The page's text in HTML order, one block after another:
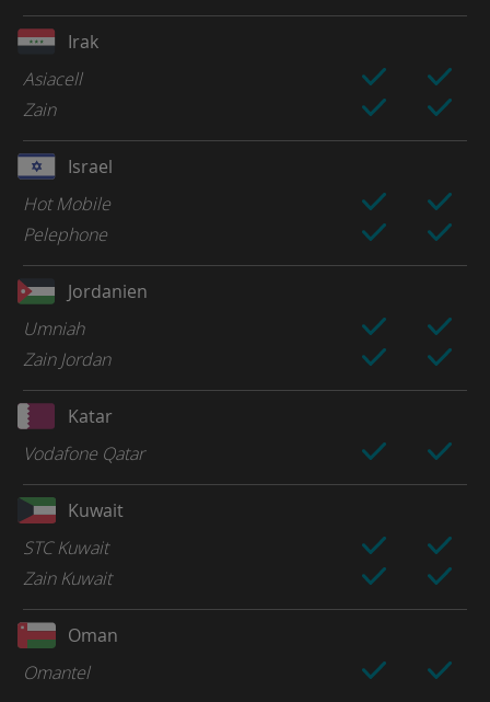
Irak
Asiacell
Zain
Israel
Hot Mobile
Pelephone
Jordanien
Umniah
Zain Jordan
Katar
Vodafone Qatar
Kuwait
STC Kuwait
Zain Kuwait
Oman
Omantel